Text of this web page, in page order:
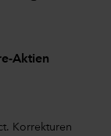
Aktien
Korrekturen